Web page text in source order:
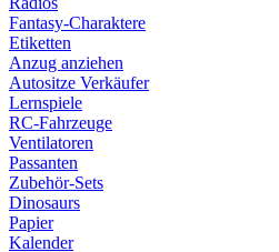
Fantasy-Charaktere
Etiketten
Anzug anziehen
Autositze Verkäufer
Lernspiele
RC-Fahrzeuge
Ventilatoren
Passanten
Zubehör-Sets
Dinosaurs
Papier
Kalender